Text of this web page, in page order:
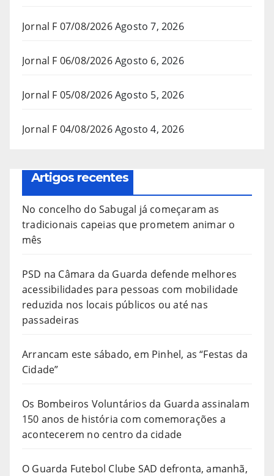
Jornal F 07/08/2026Agosto 7, 2026
Jornal F 06/08/2026Agosto 6, 2026
Jornal F 05/08/2026Agosto 5, 2026
Jornal F 04/08/2026Agosto 4, 2026
Artigos recentes
No concelho do Sabugal já começaram as
tradicionais capeias que prometem animar o
mês
PSD na Câmara da Guarda defende melhores
acessibilidades para pessoas com mobilidade
reduzida nos locais públicos ou até nas
passadeiras
Arrancam este sábado, em Pinhel, as “Festas da
Cidade”
Os Bombeiros Voluntários da Guarda assinalam
150 anos de história com comemorações a
acontecerem no centro da cidade
O Guarda Futebol Clube SAD defronta, amanhã,